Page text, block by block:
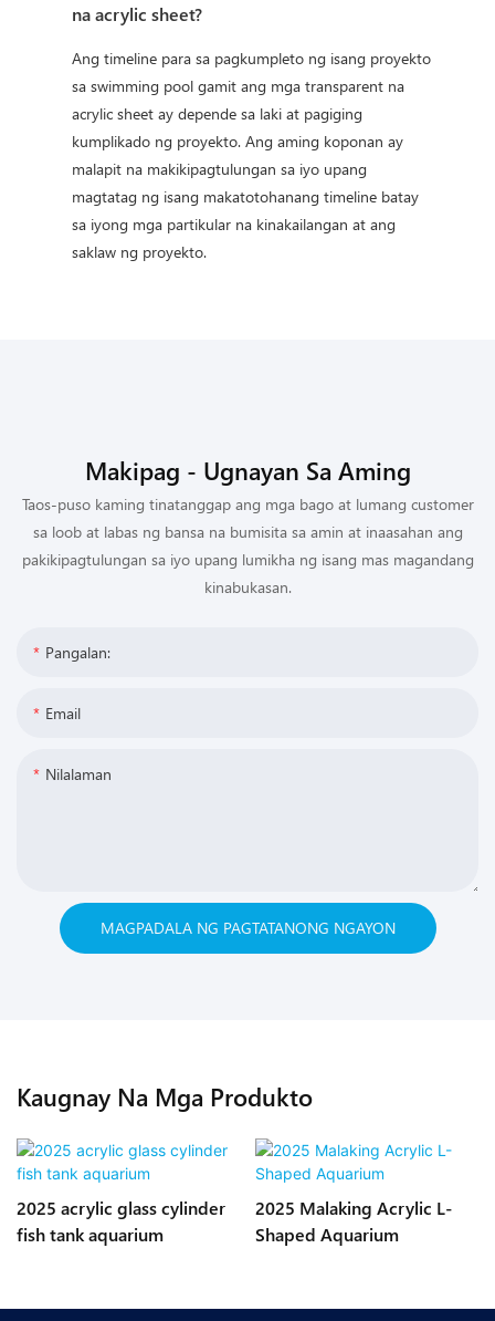
na acrylic sheet?
Ang timeline para sa pagkumpleto ng isang proyekto
sa swimming pool gamit ang mga transparent na
acrylic sheet ay depende sa laki at pagiging
kumplikado ng proyekto. Ang aming koponan ay
malapit na makikipagtulungan sa iyo upang
magtatag ng isang makatotohanang timeline batay
sa iyong mga partikular na kinakailangan at ang
saklaw ng proyekto.
Makipag - Ugnayan Sa Aming
Taos-puso kaming tinatanggap ang mga bago at lumang customer
sa loob at labas ng bansa na bumisita sa amin at inaasahan ang
pakikipagtulungan sa iyo upang lumikha ng isang mas magandang
kinabukasan.
Pangalan:
Email
Nilalaman
MAGPADALA NG PAGTATANONG NGAYON
Kaugnay Na Mga Produkto
2025 acrylic glass cylinder
fish tank aquarium
2025 Malaking Acrylic L-
Shaped Aquarium